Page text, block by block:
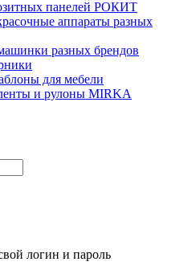
панелей РОКИТ
аппараты разных
разных брендов
для мебели
и рулоны MIRKA
логин и пароль